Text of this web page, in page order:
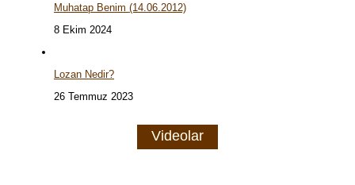
Muhatap Benim (14.06.2012)
8 Ekim 2024
Lozan Nedir?
26 Temmuz 2023
Videolar